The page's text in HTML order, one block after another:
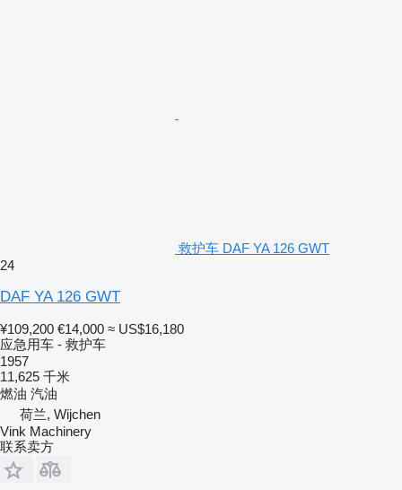
救护车 DAF YA 126 GWT
24
DAF YA 126 GWT
¥109,200 €14,000 ≈ US$16,180
应急用车 - 救护车
1957
11,625 千米
燃油 汽油
荷兰, Wijchen
Vink Machinery
联系卖方